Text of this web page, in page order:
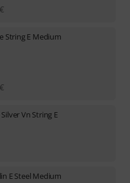
€
String E Medium
€
Vn String E
E Steel Medium